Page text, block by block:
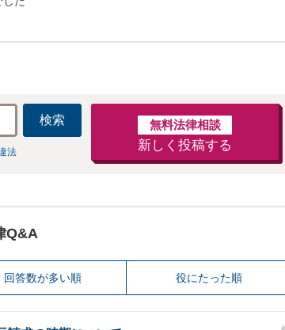
検索
法
無料法律相談
新しく投稿する
Q&A
回答数が多い順 役にたった順